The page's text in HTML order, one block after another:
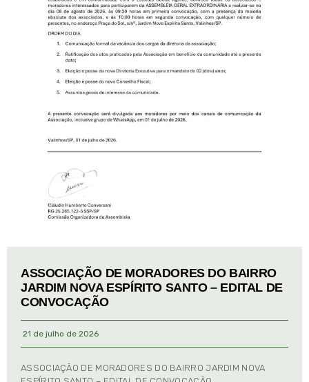
ASSOCIAÇÃO DE MORADORES DO BAIRRO
JARDIM NOVA ESPÍRITO SANTO – EDITAL DE
CONVOCAÇÃO
21 de julho de 2026
ASSOCIAÇÃO DE MORADORES DO BAIRRO JARDIM NOVA